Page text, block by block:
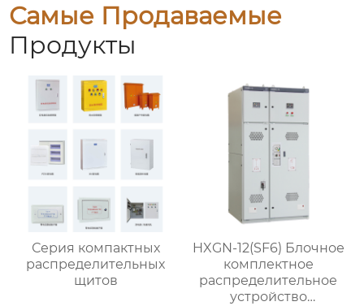
Самые Продаваемые
Продукты
Серия компактных
распределительных
щитов
HXGN-12(SF6) Блочное
комплектное
распределительное
устройство